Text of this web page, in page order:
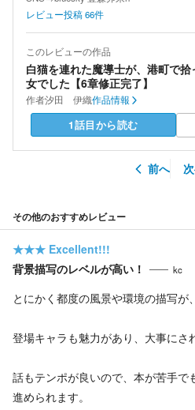
レビュー投稿66件
このレビューの作品
白猫を連れた魔導士が、港町で
女でした【6章修正完了】
作者汐田 伊織作品情報
1話目から読む
前へ
その他のおすすめレビュー
★★★ Excellent!!!
背景描写のレベルが高い！
kc
とにかく都度の風景や環境の描写が
登場キャラも魅力があり、大事にさ
話もテンポが良いので、本が苦手で
進められます。